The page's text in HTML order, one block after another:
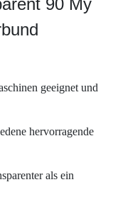
geeignet und
hervorragende
als ein